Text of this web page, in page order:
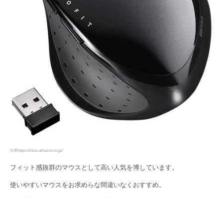
出典https://www.amazon.co.jp/
フィット感抜群のマウスとして高い人気を博しています。
使いやすいマウスをお求めらな間違いなくおすすめ。